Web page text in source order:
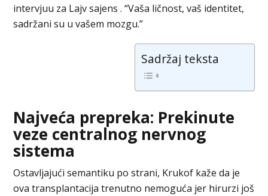
intervjuu za Lajv sajens . “Vaša ličnost, vaš identitet,
sadržani su u vašem mozgu.”
Sadržaj teksta
Najveća prepreka: Prekinute
veze centralnog nervnog
sistema
Ostavljajući semantiku po strani, Krukof kaže da je
ova transplantacija trenutno nemoguća jer hirurzi još